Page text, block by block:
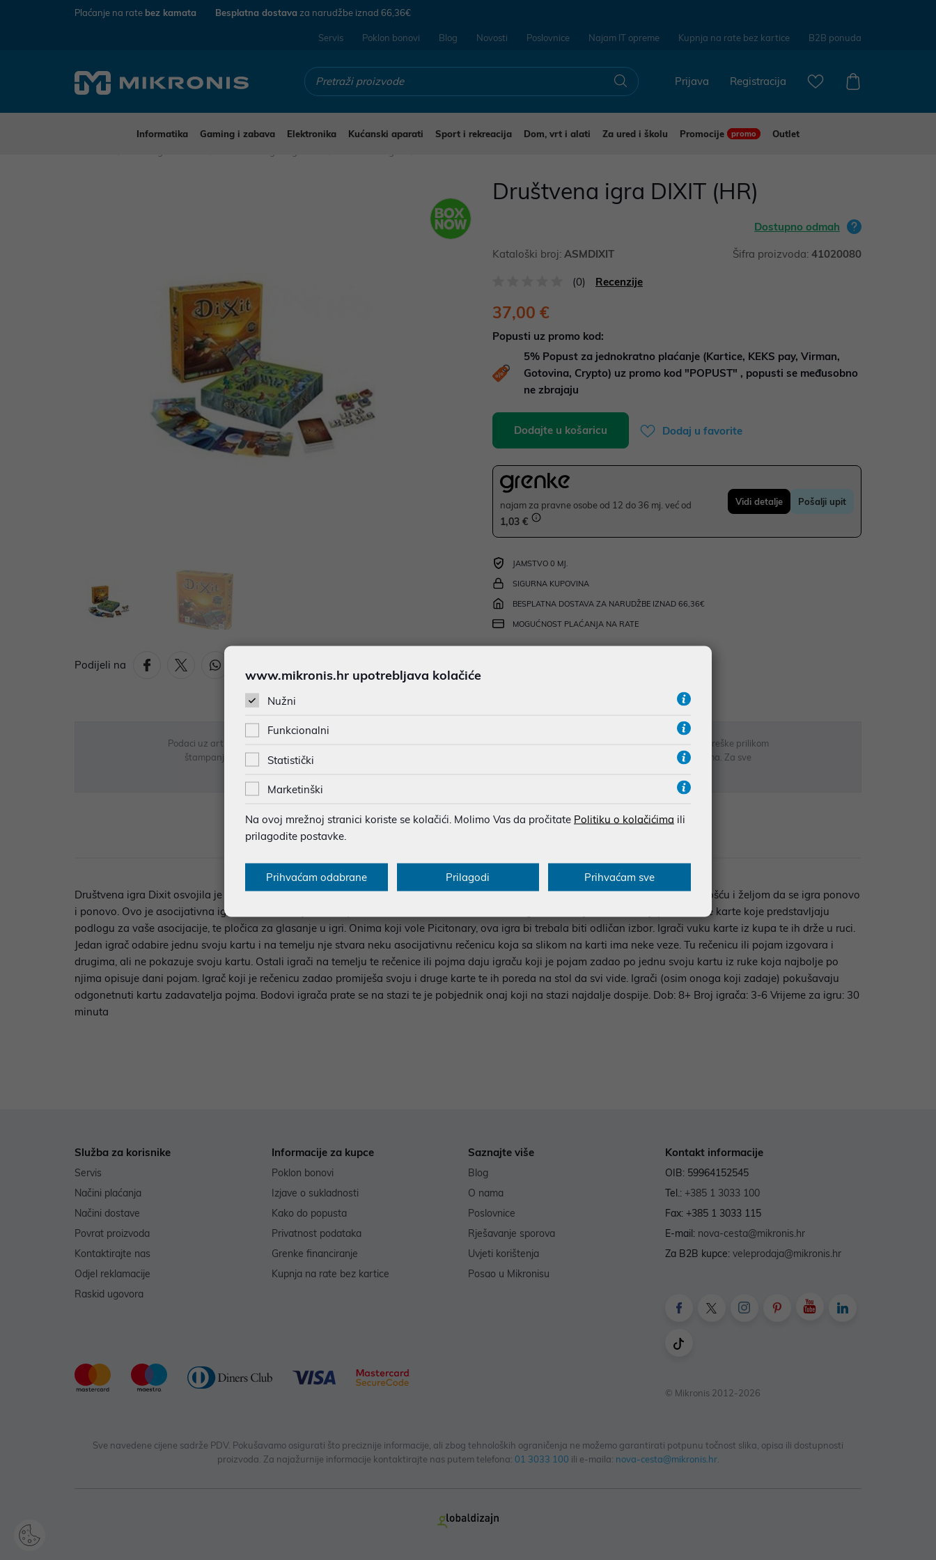
Plaćanje na rate bez kamata Besplatna dostava za narudžbe iznad 66,36€
Servis Poklon bonovi Blog Novosti Poslovnice Najam IT opreme Kupnja na rate bez kartice B2B ponuda
Registracija
Prijava
Informatika Gaming i zabava Elektronika Kućanski aparati Sport i rekreacija Dom, vrt i alati Za ured i školu Promocije promo
Outlet
Podijeli na
Društvena igra DIXIT (HR)
Dostupno odmah
Kataloški broj: ASMDIXIT Šifra proizvoda: 41020080
(0) Recenzije
37,00 €
Popusti uz promo kod:
5% Popust za jednokratno plaćanje (Kartice, KEKS pay, Virman,
Gotovina, Crypto) uz promo kod "POPUST" , popusti se međusobno
ne zbrajaju
Dodajte u košaricu Dodaj u favorite
najam za pravne osobe od 12 do 36 mj. već od
1,03 €
Vidi detalje Pošalji upit
JAMSTVO 0 MJ.
SIGURNA KUPOVINA
BESPLATNA DOSTAVA ZA NARUDŽBE IZNAD 66,36€
MOGUĆNOST PLAĆANJA NA RATE
Podaci uz artikle su prezentirani u dobroj namjeri. Mikronis d.o.o. ne odgovara za eventualne pogreške nastale u opisu proizvoda, greške prilikom
štampanja te promjene u dostupnosti i cijene. Slike artikala su ilustrativne prirode te ne moraju u potpunosti odgovarati artiklima. Za sve
Opis
Društvena igra Dixit osvojila je nagradu Spiel des Jahres za 2010. godinu. Inovativna, zabavna igra za veće društvo plijeni originalnošću i željom da se igra ponovo
i ponovo. Ovo je asocijativna igra s kartama koja će vas prisiliti na malo mašte i kreativnosti. Igra se sastoji od 84 vrlo lijepo oslikane karte koje predstavljaju
podlogu za vaše asocijacije, te pločica za glasanje u igri. Onima koji vole Picitonary, ova igra bi trebala biti odličan izbor. Igrači vuku karte iz kupa te ih drže u ruci.
Jedan igrač odabire jednu svoju kartu i na temelju nje stvara neku asocijativnu rečenicu koja sa slikom na karti ima neke veze. Tu rečenicu ili pojam izgovara i
drugima, ali ne pokazuje svoju kartu. Ostali igrači na temelju te rečenice ili pojma daju igraču koji je pojam zadao po jednu svoju kartu iz ruke koja najbolje po
njima opisuje dani pojam. Igrač koji je rečenicu zadao promiješa svoju i druge karte te ih poreda na stol da svi vide. Igrači (osim onoga koji zadaje) pokušavaju
odgonetnuti kartu zadavatelja pojma. Bodovi igrača prate se na stazi te je pobjednik onaj koji na stazi najdalje dospije. Dob: 8+ Broj igrača: 3-6 Vrijeme za igru: 30
minuta
Služba za korisnike
Servis
Načini plaćanja
Načini dostave
Povrat proizvoda
Kontaktirajte nas
Odjel reklamacije
Raskid ugovora
Informacije za kupce
Poklon bonovi
Izjave o sukladnosti
Kako do popusta
Privatnost podataka
Grenke financiranje
Kupnja na rate bez kartice
Saznajte više
Blog
O nama
Poslovnice
Rješavanje sporova
Uvjeti korištenja
Posao u Mikronisu
Kontakt informacije
OIB: 59964152545
Tel.: +385 1 3033 100
Fax: +385 1 3033 115
E-mail: nova-cesta@mikronis.hr
Za B2B kupce: veleprodaja@mikronis.hr
© Mikronis 2012-2026
Sve navedene cijene sadrže PDV. Pokušavamo osigurati što preciznije informacije, ali zbog tehnoloških ograničenja ne možemo garantirati potpunu točnost slika, opisa ili dostupnosti
proizvoda. Za najažurnije informacije kontaktirajte nas putem telefona: 01 3033 100 ili e-maila: nova-cesta@mikronis.hr.
www.mikronis.hr upotrebljava kolačiće
Nužni
Funkcionalni
Statistički
Marketinški
Na ovoj mrežnoj stranici koriste se kolačići. Molimo Vas da pročitate Politiku o kolačićima ili
prilagodite postavke.
Prihvaćam odabrane Prilagodi Prihvaćam sve